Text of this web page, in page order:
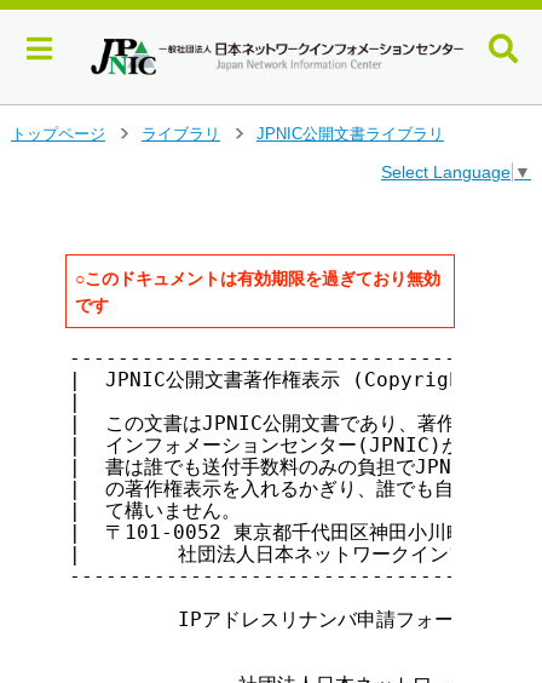
トップページ
ライブラリ
JPNIC公開文書ライブラリ
Select Language ▼
○このドキュメントは有効期限を過ぎており無効
です
|  JPNIC公開文書著作権表示 (Copyright
|
|  この文書はJPNIC公開文書であり、著作権は
|  インフォメーションセンター(JPNIC)が保持
|  書は誰でも送付手数料のみの負担でJPNICか
|  の著作権表示を入れるかぎり、誰でも自由に転
|  て構いません。
|  〒101-0052 東京都千代田区神田小川
|        社団法人日本ネットワークインフォ
IPアドレスリナンバ申請フォーム(業務